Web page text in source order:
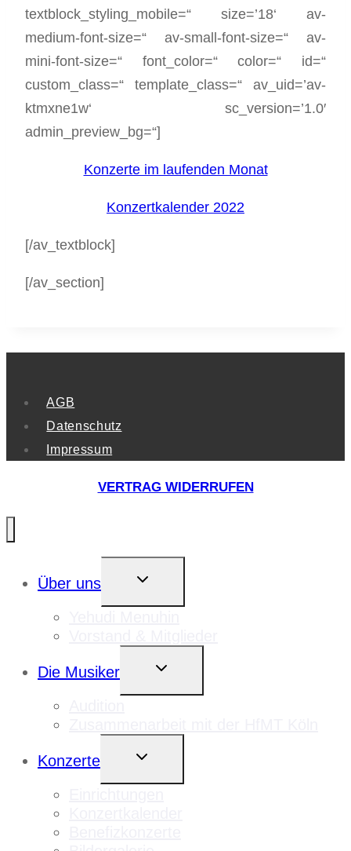
textblock_styling_mobile=“ size=’18‘ av-
medium-font-size=“ av-small-font-size=“ av-
mini-font-size=“ font_color=“ color=“ id=“
custom_class=“ template_class=“ av_uid=’av-
ktmxne1w‘ sc_version=’1.0′
admin_preview_bg=“]
Konzerte im laufenden Monat
Konzertkalender 2022
[/av_textblock]
[/av_section]
AGB
Datenschutz
Impressum
VERTRAG WIDERRUFEN
Über uns
UNTERMENÜ
Die Musiker
UNTERMENÜ
Konzerte
UNTERMENÜ